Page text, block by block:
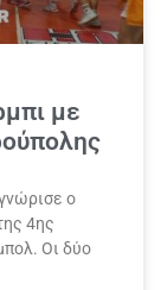
με
ο
4ης
Οι δύο